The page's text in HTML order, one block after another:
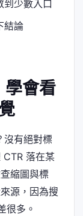
少數入口
結論
學會看
沒有絕對標
CTR 落在某
縮圖與標
源，因為搜
很多。